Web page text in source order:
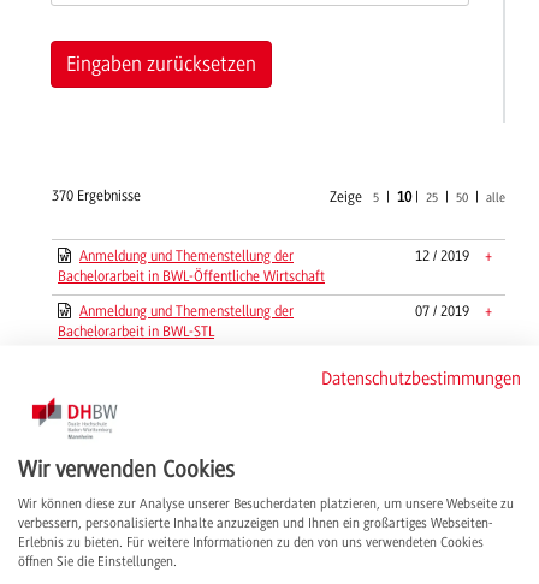
Eingaben zurücksetzen
370 Ergebnisse Zeige 5| 10| 25| 50| alle
Anmeldung und Themenstellung der
Bachelorarbeit in BWL-Öffentliche Wirtschaft
12 / 2019 +
Anmeldung und Themenstellung der
Bachelorarbeit in BWL-STL
07 / 2019 +
Management
Anmeldung und Themenstellung der
Projektarbeit in BWL-Industrie
Anmeldung und Themenstellung der
Projektarbeit in BWL-Öffentliche Wirtschaft
04 / 2010 +
Anmeldung und Themenstellung der
Projektarbeit in BWL-STL
Datenschutzbestimmungen
Wir verwenden Cookies
Wir können diese zur Analyse unserer Besucherdaten platzieren, um unsere Webseite zu
verbessern, personalisierte Inhalte anzuzeigen und Ihnen ein großartiges Webseiten-
Erlebnis zu bieten. Für weitere Informationen zu den von uns verwendeten Cookies
öffnen Sie die Einstellungen.